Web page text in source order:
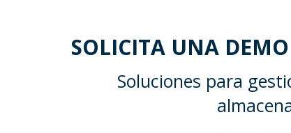
SOLICITA UNA
Soluciones para